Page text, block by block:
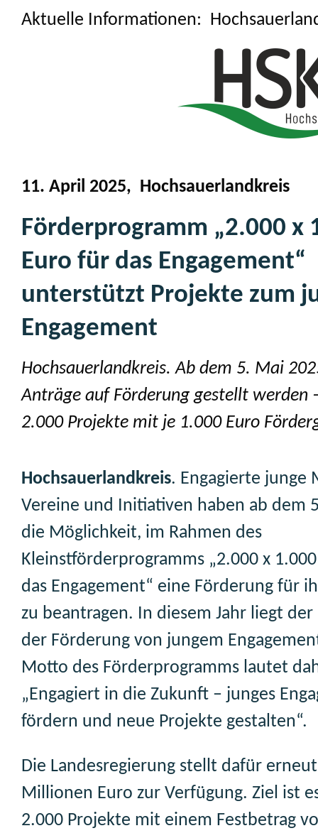
Aktuelle Informationen:
11. April 2025, Hochsauerlandkreis
Förderprogramm „2.000 x
Euro für das Engagement“
unterstützt Projekte zum
Engagement
Hochsauerlandkreis. Ab dem 5. Mai
Anträge auf Förderung gestellt werden
2.000 Projekte mit je 1.000 Euro
Hochsauerlandkreis. Engagierte junge
Vereine und Initiativen haben ab dem
die Möglichkeit, im Rahmen des
Kleinstförderprogramms „2.000 x
das Engagement“ eine Förderung für
zu beantragen. In diesem Jahr liegt der
der Förderung von jungem
Motto des Förderprogramms lautet
„Engagiert in die Zukunft – junges
fördern und neue Projekte gestalten“.
Die Landesregierung stellt dafür
Millionen Euro zur Verfügung. Ziel ist
2.000 Projekte mit einem Festbetrag